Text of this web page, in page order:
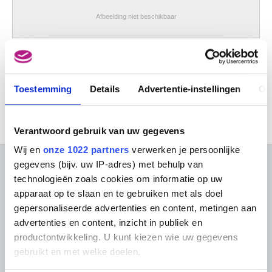
Toestemming Details Advertentie-instellingen
Verantwoord gebruik van uw gegevens
Wij en onze 1022 partners verwerken je persoonlijke
gegevens (bijv. uw IP-adres) met behulp van
technologieën zoals cookies om informatie op uw
apparaat op te slaan en te gebruiken met als doel
gepersonaliseerde advertenties en content, metingen aan
advertenties en content, inzicht in publiek en
productontwikkeling. U kunt kiezen wie uw gegevens
gebruikt en met welke doelen.
Afbeelding niet beschikbaar
Portret van een keurvorst
Georgius di Morius
OVER DE MUSEA
Veelgestelde vragen
Praktisch
Tickets
In de Musea
Onderzoek
Bibliotheek
Publicaties
Fotodienst